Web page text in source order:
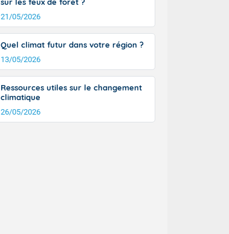
21/05/2026
Quel climat futur dans votre région ?
13/05/2026
Ressources utiles sur le changement
climatique
26/05/2026